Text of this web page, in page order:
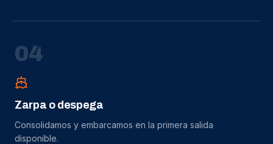
04
Zarpa o despega
Consolidamos y embarcamos en la primera salida
disponible.